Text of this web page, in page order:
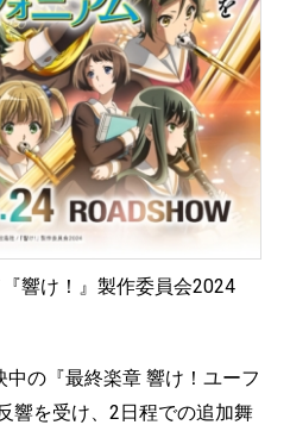
響け！』製作委員会2024
の『最終楽章 響け！ユーフ
響を受け、2日程での追加舞